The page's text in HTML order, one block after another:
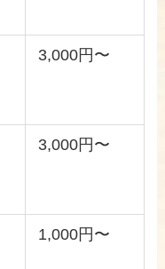
3,000円〜
3,000円〜
1,000円〜